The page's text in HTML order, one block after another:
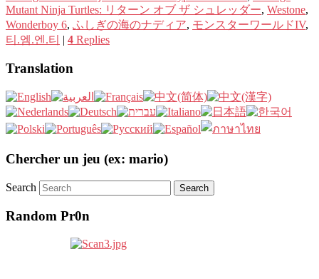
Mutant Ninja Turtles: リターン オブ ザ シュレッダー, Westone,
Wonderboy 6, ふしぎの海のナディア, モンスターワールドIV,
티.엠.엔.티 | 4 Replies
Translation
Chercher un jeu (ex: mario)
Search
Random Pr0n